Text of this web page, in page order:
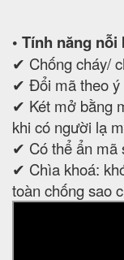
• Tính năng
✔ Chống cháy/
✔ Đổi mã theo ý
✔ Két mở bằng
khi có người lạ
✔ Có thể ẩn mã
✔ Chìa khoá:
toàn chống sao